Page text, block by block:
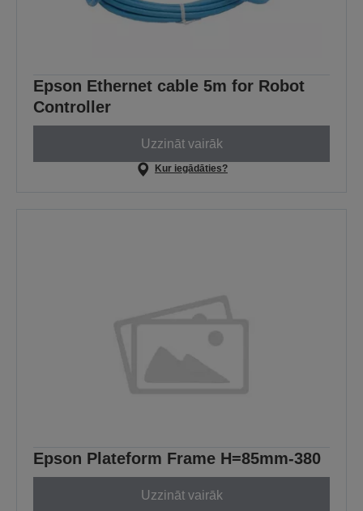
Epson Ethernet cable 5m for Robot
Controller
Uzzināt vairāk
Kur iegādāties?
Epson Plateform Frame H=85mm-380
Uzzināt vairāk